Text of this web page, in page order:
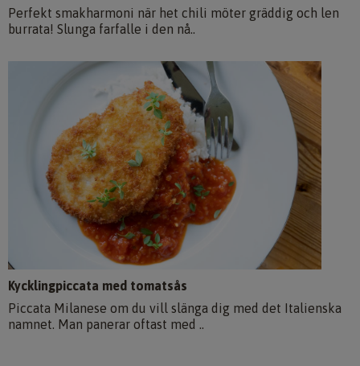
Perfekt smakharmoni när het chili möter gräddig och len
burrata! Slunga farfalle i den nå..
Kycklingpiccata med tomatsås
Piccata Milanese om du vill slänga dig med det Italienska
namnet. Man panerar oftast med ..